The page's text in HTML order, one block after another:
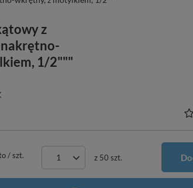
z
1/2"""
/szt. z 50 szt.